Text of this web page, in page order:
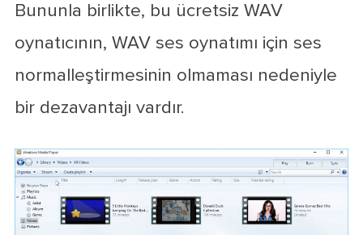
Bununla birlikte, bu ücretsiz WAV
oynatıcının, WAV ses oynatımı için ses
normalleştirmesinin olmaması nedeniyle
bir dezavantajı vardır.